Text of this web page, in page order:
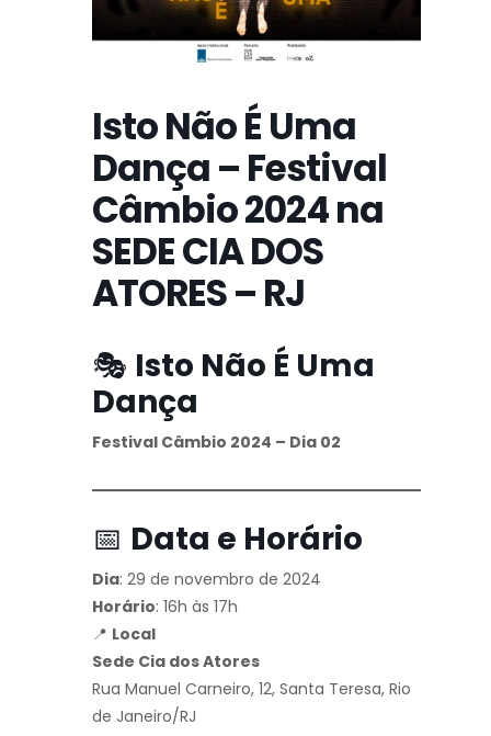
Isto Não É Uma
Dança – Festival
Câmbio 2024 na
SEDE CIA DOS
ATORES – RJ
🎭 Isto Não É Uma
Dança
Festival Câmbio 2024 – Dia 02
📅 Data e Horário
Dia: 29 de novembro de 2024
Horário: 16h às 17h
📍 Local
Sede Cia dos Atores
Rua Manuel Carneiro, 12, Santa Teresa, Rio
de Janeiro/RJ